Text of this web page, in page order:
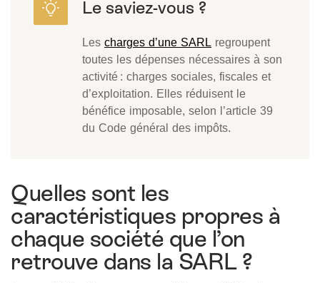
Les charges d’une SARL regroupent
toutes les dépenses nécessaires à son
activité : charges sociales, fiscales et
d’exploitation. Elles réduisent le
bénéfice imposable, selon l’article 39
du Code général des impôts.
Quelles sont les
caractéristiques propres à
chaque société que l’on
retrouve dans la SARL ?